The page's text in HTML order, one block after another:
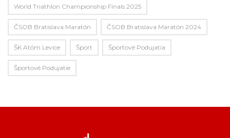
World Triathlon Championship Finals 2025
ČSOB Bratislava Maratón ČSOB Bratislava Maratón 2024
ŠK Atóm Levice Šport Športové Podujatia
Športové Podujatie